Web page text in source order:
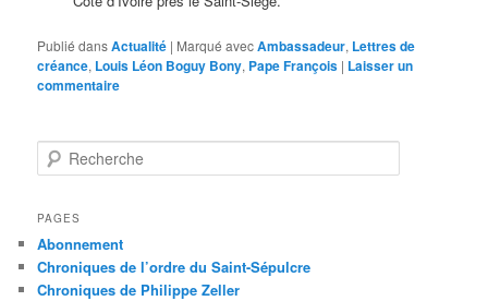
Publié dansActualité | Marqué avecAmbassadeur, Lettres de
créance, Louis Léon Boguy Bony, Pape François | Laisser un
commentaire
e
h
r
c
h
PAGES
Abonnement
Chroniques de l’ordre du Saint-Sépulcre
Chroniques de Philippe Zeller